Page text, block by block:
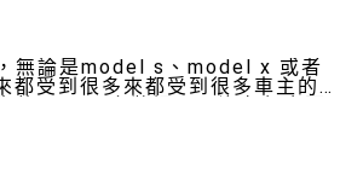
無論是model s、model x 或者
都受到很多來都受到很多車主的
時候真